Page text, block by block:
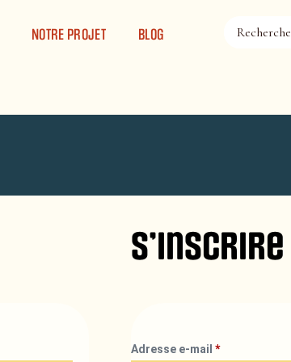
NOTRE PROJET BLOG
S’inscrire
Adresse e-mail*